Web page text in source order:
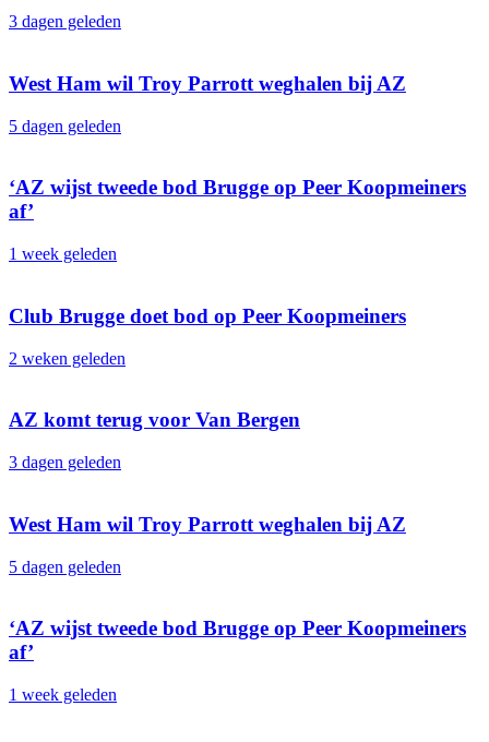
3 dagen geleden
West Ham wil Troy Parrott weghalen bij AZ
5 dagen geleden
‘AZ wijst tweede bod Brugge op Peer Koopmeiners
af’
1 week geleden
Club Brugge doet bod op Peer Koopmeiners
2 weken geleden
AZ komt terug voor Van Bergen
3 dagen geleden
West Ham wil Troy Parrott weghalen bij AZ
5 dagen geleden
‘AZ wijst tweede bod Brugge op Peer Koopmeiners
af’
1 week geleden